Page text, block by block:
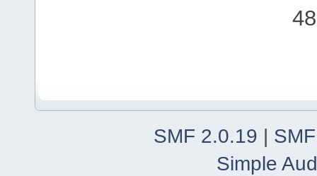
SMF 2.0.19 |
Simple